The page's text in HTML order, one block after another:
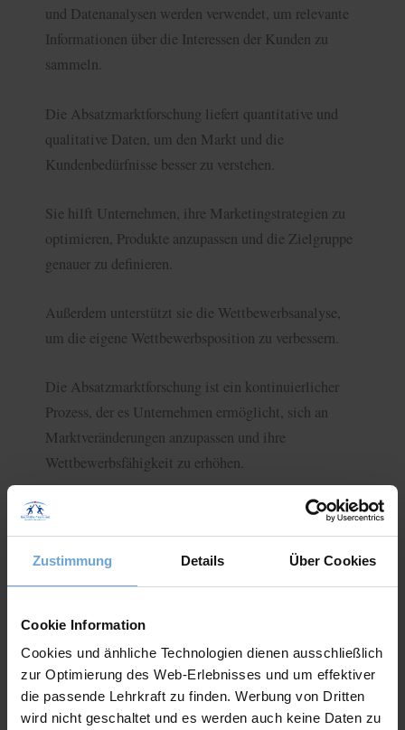
Zustimmung Details Über Cookies
Cookie Information
Cookies und änhliche Technologien dienen ausschließlich
zur Optimierung des Web-Erlebnisses und um effektiver
die passende Lehrkraft zu finden. Werbung von Dritten
wird nicht geschaltet und es werden auch keine Daten zu
und Datenanalysen werden verwendet, um relevante
Informationen über die Interessen der Kunden zu
sammeln.
Die Absatzmarktforschung liefert quantitative und
qualitative Daten, um den Markt und die
Kundenbedürfnisse besser zu verstehen.
Sie hilft Unternehmen, ihre Marketingstrategien zu
optimieren, Produkte anzupassen und die Zielgruppe
genauer zu definieren.
Außerdem unterstützt sie die Wettbewerbsanalyse,
um die eigene Wettbewerbsposition zu verbessern.
Die Absatzmarktforschung ist ein kontinuierlicher
Prozess, der es Unternehmen ermöglicht, sich an
Marktveränderungen anzupassen und ihre
Wettbewerbsfähigkeit zu erhöhen.
Es ist ein wertvolles Instrument, um fundierte
Entscheidungen zu treffen und den Erfolg auf dem
Absatzmarkt zu steigern.
Alles Wichtige über den regionalen Absatzmarkt!